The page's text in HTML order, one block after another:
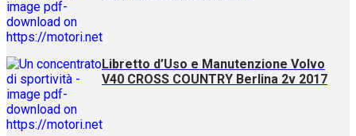
Libretto d’Uso e Manutenzione Volvo
V40 CROSS COUNTRY Berlina 2v 2017